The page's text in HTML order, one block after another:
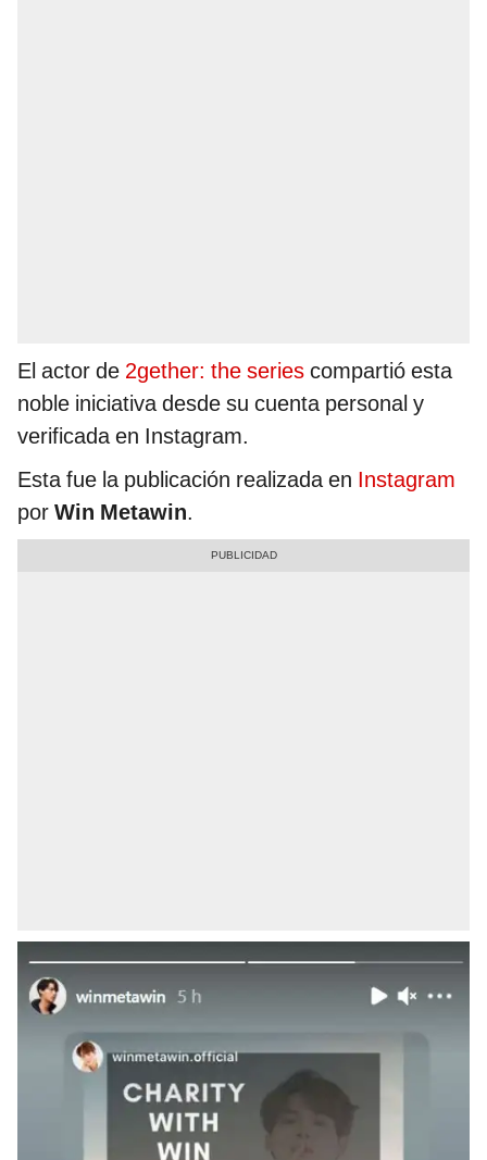
El actor de 2gether: the series compartió esta
noble iniciativa desde su cuenta personal y
verificada en Instagram.
Esta fue la publicación realizada en Instagram
por Win Metawin.